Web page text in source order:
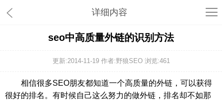
详细内容
seo中高质量外链的识别方法
更新:2014-11-19 作者:野狼SEO 浏览:461
相信很多SEO朋友都知道一个高质量的外链，可以获得
很好的排名。有时候自己这么努力的做外链，排名却不如那